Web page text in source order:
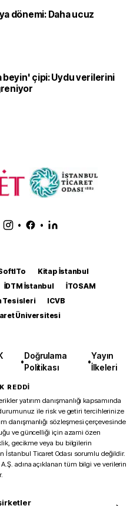
dönemi: Daha ucuz
beyin' çipi: Uydu verilerini
• •
Kitap İstanbul
İDTM İstanbul
İTOSAM
Tesisleri
ICVB
Üniversitesi
•
Doğrulama
Politikası
•
Yayın
İlkeleri
REDDİ
yatırım danışmanlığı kapsamında
ile risk ve getiri tercihlerinize
danışmanlığı sözleşmesi çerçevesinde
ve güncelliği için azami özen
gecikme veya bu bilgilerin
İstanbul Ticaret Odası sorumlu değildir.
adına açıklanan tüm bilgi ve verilerin